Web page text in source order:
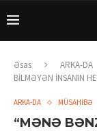
Əsas ARKA-DA
BİLMƏYƏN İNSANIN
ARKA-DA MÜSAHİBƏ
“MƏNƏ